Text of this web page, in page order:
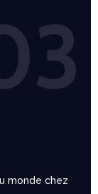
monde chez